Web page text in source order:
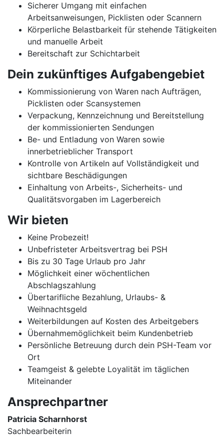
Sicherer Umgang mit einfachen
Arbeitsanweisungen, Picklisten oder Scannern
Körperliche Belastbarkeit für stehende Tätigkeiten
und manuelle Arbeit
Bereitschaft zur Schichtarbeit
Dein zukünftiges Aufgabengebiet
Kommissionierung von Waren nach Aufträgen,
Picklisten oder Scansystemen
Verpackung, Kennzeichnung und Bereitstellung
der kommissionierten Sendungen
Be- und Entladung von Waren sowie
innerbetrieblicher Transport
Kontrolle von Artikeln auf Vollständigkeit und
sichtbare Beschädigungen
Einhaltung von Arbeits-, Sicherheits- und
Qualitätsvorgaben im Lagerbereich
Wir bieten
Keine Probezeit!
Unbefristeter Arbeitsvertrag bei PSH
Bis zu 30 Tage Urlaub pro Jahr
Möglichkeit einer wöchentlichen
Abschlagszahlung
Übertarifliche Bezahlung, Urlaubs- &
Weihnachtsgeld
Weiterbildungen auf Kosten des Arbeitgebers
Übernahmemöglichkeit beim Kundenbetrieb
Persönliche Betreuung durch dein PSH-Team vor
Ort
Teamgeist & gelebte Loyalität im täglichen
Miteinander
Ansprechpartner
Patricia Scharnhorst
Sachbearbeiterin